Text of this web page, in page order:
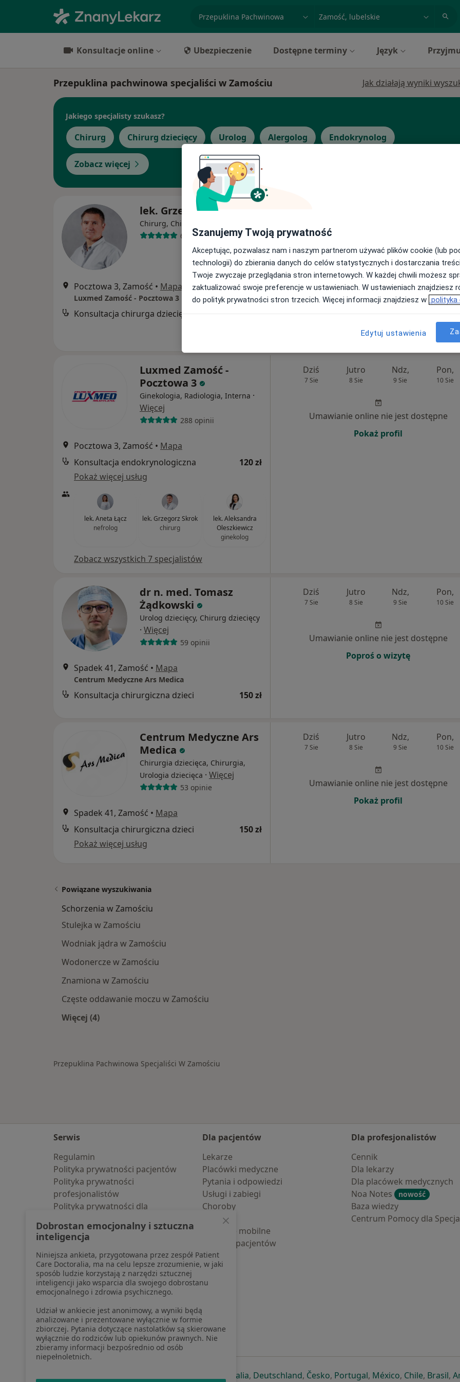
miasto lub dzielnica
Konsultacje online Ubezpieczenie Dostępne terminy Język
Przepuklina pachwinowa specjaliści w Zamościu Jak działają wyniki
Jakiego specjalisty szukasz?
Chirurg Chirurg dziecięcy Urolog Alergolog Endokrynolog
Zobacz więcej
lek. Grzegorz Skrok
Chirurg, Chirurg dziecięcy
64 opinie
Pocztowa 3, Zamość • Mapa
Luxmed Zamość - Pocztowa 3
Konsultacja chirurga dziecięcego
Umawianie online nie jest dostępne
Poproś o wizytę
Luxmed Zamość -
Pocztowa 3
Ginekologia, Radiologia, Interna ·
Więcej
288 opinii
Pocztowa 3, Zamość • Mapa
Konsultacja endokrynologiczna
120 zł
Pokaż więcej usług
lek. Aneta Łącz
nefrolog
lek. Grzegorz Skrok
chirurg
lek. Aleksandra
Oleszkiewicz
ginekolog
Zobacz wszystkich 7 specjalistów
Dziś
7 Sie
Jutro
8 Sie
Ndz,
9 Sie
Pon,
10 Sie
Umawianie online nie jest dostępne
Pokaż profil
dr n. med. Tomasz
Żądkowski
Urolog dziecięcy, Chirurg dziecięcy
· Więcej
59 opinii
Spadek 41, Zamość • Mapa
Centrum Medyczne Ars Medica
Konsultacja chirurgiczna dzieci 150 zł
Dziś
7 Sie
Jutro
8 Sie
Ndz,
9 Sie
Pon,
10 Sie
Umawianie online nie jest dostępne
Poproś o wizytę
Centrum Medyczne Ars
Medica
Chirurgia dziecięca, Chirurgia,
Urologia dziecięca · Więcej
53 opinie
Spadek 41, Zamość • Mapa
Konsultacja chirurgiczna dzieci
150 zł
Pokaż więcej usług
Dziś
7 Sie
Jutro
8 Sie
Ndz,
9 Sie
Pon,
10 Sie
Umawianie online nie jest dostępne
Pokaż profil
Powiązane wyszukiwania
Schorzenia w Zamościu
Stulejka w Zamościu
Wodniak jądra w Zamościu
Wodonercze w Zamościu
Znamiona w Zamościu
Częste oddawanie moczu w Zamościu
Więcej (4)
Przepuklina Pachwinowa Specjaliści W Zamościu
Serwis
Regulamin
Polityka prywatności pacjentów
Polityka prywatności
profesjonalistów
Polityka prywatności dla
pozyskaliśmy samodzielnie
Polityka cookies
Jak działają wyniki wyszukiwania
Dostępność
O nas
Praca Rekrutujemy!
Partnerzy
Centrum prasowe
Kontakt
Dla pacjentów
Lekarze
Placówki medyczne
Pytania i odpowiedzi
Usługi i zabiegi
Choroby
Pomoc
Aplikacje mobilne
Blog dla pacjentów
Dla profesjonalistów
Cennik
Dla lekarzy
Dla placówek medycznych
Noa Notes
nowość
Baza wiedzy
Centrum Pomocy dla
otwiera się w nowej karcie
otwiera się w nowej karcie
otwiera się w nowej karcie
Italiaotwiera się w nowej karcie
, Deutschlandotwiera się w nowej karcie
, Českootwiera się w nowej karcie
, Portugalotwiera się w nowej
, Méxicootwiera się w
, Chileotwiera
, Brasil,
Szanujemy Twoją prywatność
Akceptując, pozwalasz nam i naszym partnerom używać plików cookie (lub
technologii) do zbierania danych do celów statystycznych i dostarczania
Twoje zwyczaje przeglądania stron internetowych. W każdej chwili możesz
zaktualizować swoje preferencje w ustawieniach. W ustawieniach znajdziesz
do polityk prywatności stron trzecich. Więcej informacji znajdziesz w polityka
Edytuj ustawienia
Dobrostan emocjonalny i sztuczna
inteligencja
Niniejsza ankieta, przygotowana przez zespół Patient
Care Doctoralia, ma na celu lepsze zrozumienie, w jaki
sposób ludzie korzystają z narzędzi sztucznej
inteligencji jako wsparcia dla swojego dobrostanu
emocjonalnego i zdrowia psychicznego.
Udział w ankiecie jest anonimowy, a wyniki będą
analizowane i prezentowane wyłącznie w formie
zbiorczej. Pytania dotyczące nastolatków są skierowane
wyłącznie do rodziców lub opiekunów prawnych. Nie
zbieramy informacji bezpośrednio od osób
niepełnoletnich.